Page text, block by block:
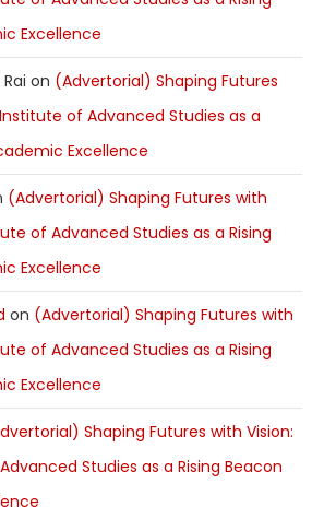
Excellence
on (Advertorial) Shaping Futures
of Advanced Studies as a
Excellence
(Advertorial) Shaping Futures with
of Advanced Studies as a Rising
Excellence
on (Advertorial) Shaping Futures with
of Advanced Studies as a Rising
Excellence
Shaping Futures with Vision:
Studies as a Rising Beacon